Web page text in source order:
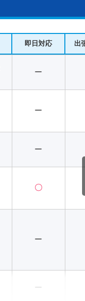
即日対応 出
ー
ー
ー
〇
ー
ー